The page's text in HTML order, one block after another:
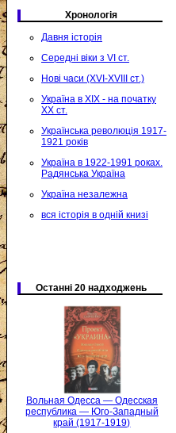
Хронологія
Давня історія
Середні віки з VI ст.
Нові часи (XVI-XVIII ст.)
Україна в XIX - на початку
XX ст.
Українська революція 1917-
1921 років
Україна в 1922-1991 роках.
Радянська Україна
Україна незалежна
вся історія в одній книзі
Останні 20 надходжень
Вольная Одесса — Одесская
республика — Юго-Западный
край (1917-1919)